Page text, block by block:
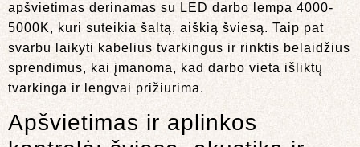
apšvietimas derinamas su LED darbo lempa 4000-
5000K, kuri suteikia šaltą, aiškią šviesą. Taip pat
svarbu laikyti kabelius tvarkingus ir rinktis belaidžius
sprendimus, kai įmanoma, kad darbo vieta išliktų
tvarkinga ir lengvai prižiūrima.
Apšvietimas ir aplinkos